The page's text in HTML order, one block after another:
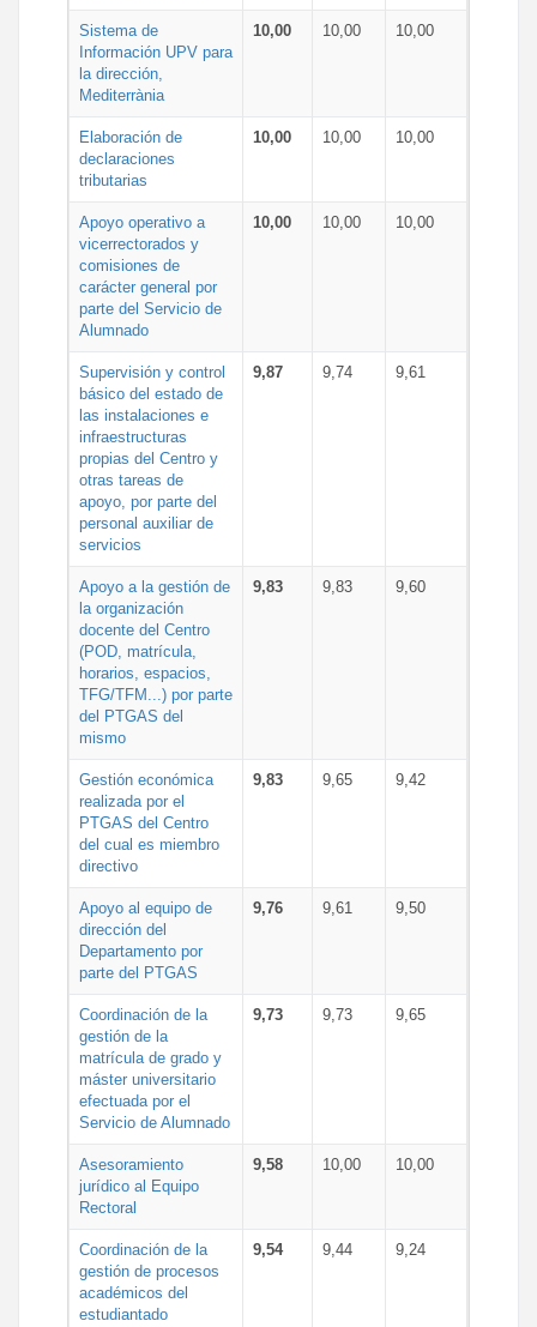
Sistema de
Información UPV para
la dirección,
Mediterrània
10,00 10,00 10,00
Elaboración de
declaraciones
tributarias
10,00 10,00 10,00
Apoyo operativo a
vicerrectorados y
comisiones de
carácter general por
parte del Servicio de
Alumnado
10,00 10,00 10,00
Supervisión y control
básico del estado de
las instalaciones e
infraestructuras
propias del Centro y
otras tareas de
apoyo, por parte del
personal auxiliar de
servicios
9,87 9,74 9,61
Apoyo a la gestión de
la organización
docente del Centro
(POD, matrícula,
horarios, espacios,
TFG/TFM...) por parte
del PTGAS del
mismo
9,83 9,83 9,60
Gestión económica
realizada por el
PTGAS del Centro
del cual es miembro
directivo
9,83 9,65 9,42
Apoyo al equipo de
dirección del
Departamento por
parte del PTGAS
9,76 9,61 9,50
Coordinación de la
gestión de la
matrícula de grado y
máster universitario
efectuada por el
Servicio de Alumnado
9,73 9,73 9,65
Asesoramiento
jurídico al Equipo
Rectoral
9,58 10,00 10,00
Coordinación de la
gestión de procesos
académicos del
estudiantado
9,54 9,44 9,24